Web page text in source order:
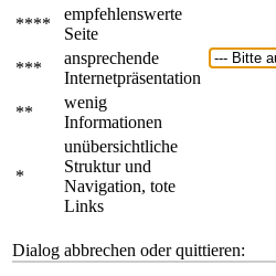
****
empfehlenswerte
Seite
***
ansprechende
Internetpräsentation
**
wenig
Informationen
*
unübersichtliche
Struktur und
Navigation, tote
Links
Dialog abbrechen oder quittieren: